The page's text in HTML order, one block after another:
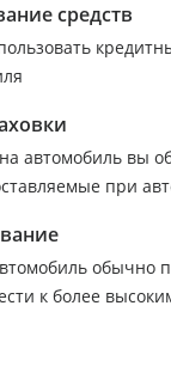
средств
автомобиль вы
при
обычно
к более